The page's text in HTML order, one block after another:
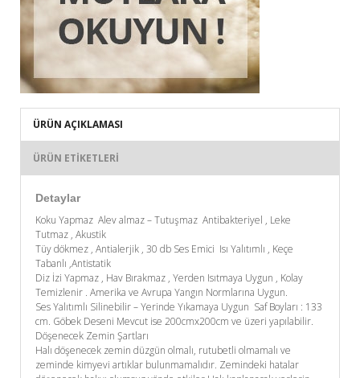
ÜRÜN AÇIKLAMASI
ÜRÜN ETIKETLERI
Detaylar
Koku Yapmaz Alev almaz – Tutuşmaz Antibakteriyel , Leke
Tutmaz , Akustik
Tüy dökmez , Antialerjik , 30 db Ses Emici Isı Yalıtımlı , Keçe
Tabanlı ,Antistatik
Diz İzi Yapmaz , Hav Bırakmaz , Yerden Isıtmaya Uygun , Kolay
Temizlenir . Amerika ve Avrupa Yangın Normlarına Uygun.
Ses Yalıtımlı Silinebilir – Yerinde Yıkamaya Uygun Saf Boyları : 133
cm. Göbek Deseni Mevcut ise 200cmx200cm ve üzeri yapılabilir.
Döşenecek Zemin Şartları
Halı döşenecek zemin düzgün olmalı, rutubetli olmamalı ve
zeminde kimyevi artıklar bulunmamalıdır. Zemindeki hatalar